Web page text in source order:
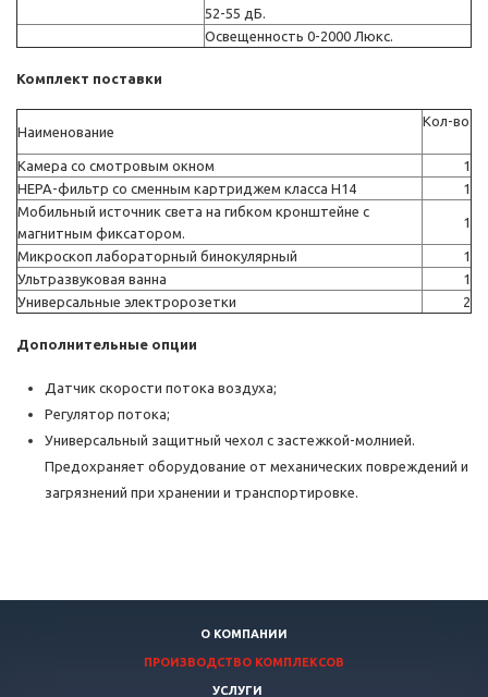
52-55 дБ.
Освещенность 0-2000 Люкс.
Комплект поставки
Наименование
Кол-во
Камера со смотровым окном
1
НЕРА-фильтр со сменным картриджем класса Н14
1
Мобильный источник света на гибком кронштейне с
магнитным фиксатором.
1
Микроскоп лабораторный бинокулярный
1
Ультразвуковая ванна
1
Универсальные электророзетки
2
Дополнительные опции
Датчик скорости потока воздуха;
Регулятор потока;
Универсальный защитный чехол с застежкой-молнией.
Предохраняет оборудование от механических повреждений и
загрязнений при хранении и транспортировке.
О КОМПАНИИ
ПРОИЗВОДСТВО КОМПЛЕКСОВ
УСЛУГИ